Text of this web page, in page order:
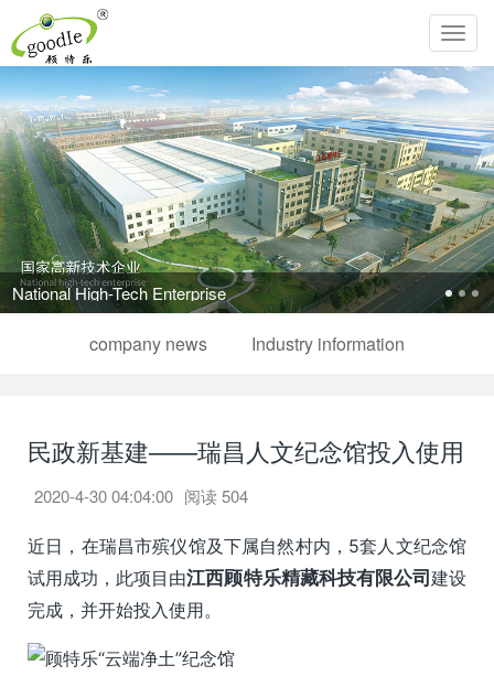
Pursue the perfection of life and inherit Chinese filial piety!
company news Industry information
民政新基建——瑞昌人文纪念馆投入使用
2020-4-30 04:04:00 阅读504
近日，在瑞昌市殡仪馆及下属自然村内，5套人文纪念馆
试用成功，此项目由江西顾特乐精藏科技有限公司 建设
完成，并开始投入使用。